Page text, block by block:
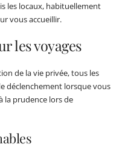
les locaux, habituellement
vous accueillir.
les voyages
de la vie privée, tous les
déclenchement lorsque vous
la prudence lors de